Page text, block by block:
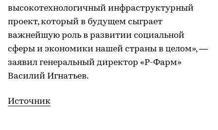
высокотехнологичный инфраструктурный
проект, который в будущем сыграет
важнейшую роль в развитии социальной
сферы и экономики нашей страны в целом», —
заявил генеральный директор «Р-Фарм»
Василий Игнатьев.
Источник